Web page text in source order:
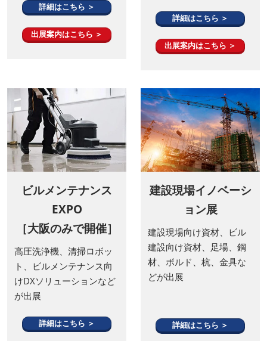
詳細はこちら ＞
出展案内はこちら ＞
詳細はこちら ＞
出展案内はこちら ＞
ビルメンテナンス
EXPO
［大阪のみで開催］
高圧洗浄機、清掃ロボッ
ト、ビルメンテナンス向
けDXソリューションなど
が出展
詳細はこちら ＞
建設現場イノベーシ
ョン展
建設現場向け資材、ビル
建設向け資材、足場、鋼
材、ボルド、杭、金具な
どが出展
詳細はこちら ＞